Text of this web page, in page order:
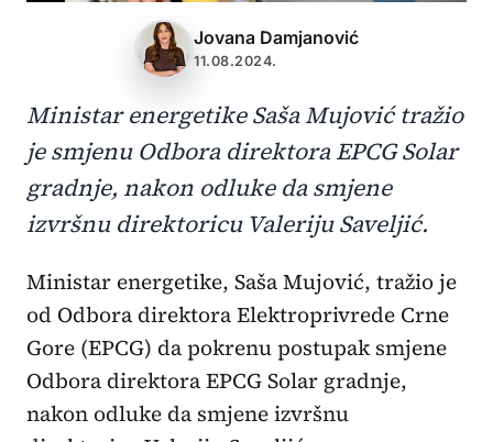
Jovana Damjanović
11.08.2024.
Ministar energetike Saša Mujović tražio
je smjenu Odbora direktora EPCG Solar
gradnje, nakon odluke da smjene
izvršnu direktoricu Valeriju Saveljić.
Ministar energetike, Saša Mujović, tražio je
od Odbora direktora Elektroprivrede Crne
Gore (EPCG) da pokrenu postupak smjene
Odbora direktora EPCG Solar gradnje,
nakon odluke da smjene izvršnu